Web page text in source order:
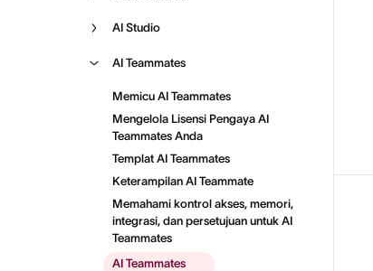
AI Studio
AI Teammates
Memicu AI Teammates
Mengelola Lisensi Pengaya AI
Teammates Anda
Templat AI Teammates
Keterampilan AI Teammate
Memahami kontrol akses, memori,
integrasi, dan persetujuan untuk AI
Teammates
AI Teammates